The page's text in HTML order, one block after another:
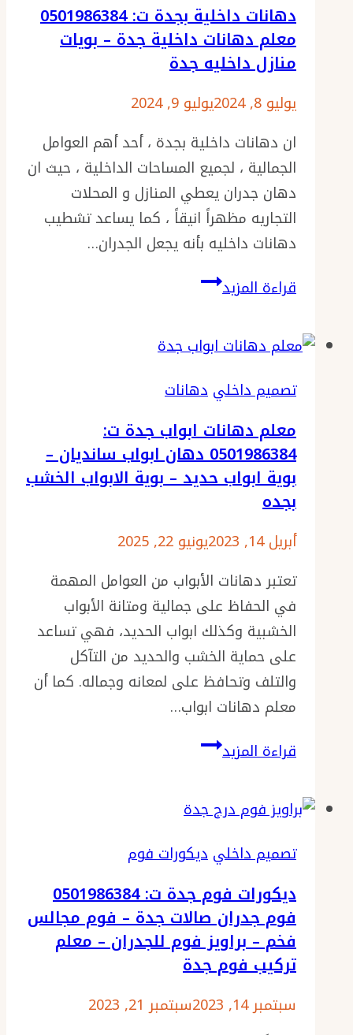
بديل
الخشب
للواجهات
جدة
ديكور
بديل
الخشب
–
بديل
الخشب
مع
جدة
دهانات داخلية بجدة ت: 0501986384
معلم دهانات داخلية جدة – بويات
منازل داخليه جدة
يوليو 8, 2024
يوليو 9, 2024
ان دهانات داخلية بجدة ، أحد أهم العوامل
الجمالية ، لجميع المساحات الداخلية ، حيث ان
دهان جدران يعطي المنازل و المحلات
التجاريه مظهراً انيقاً ، كما يساعد تشطيب
دهانات داخليه بأنه يجعل الجدران…
قراءة المزيددهانات
بجدة
ت:
0501986384
معلم
دهانات
داخلية
جدة
بويات
داخليه
جدة
تصميم داخلي دهانات
معلم دهانات ابواب جدة ت:
0501986384 دهان ابواب سانديان –
بوية ابواب حديد – بوية الابواب الخشب
بجده
أبريل 14, 2023
يونيو 22, 2025
تعتبر دهانات الأبواب من العوامل المهمة
في الحفاظ على جمالية ومتانة الأبواب
الخشبية وكذلك ابواب الحديد، فهي تساعد
على حماية الخشب والحديد من التآكل
والتلف وتحافظ على لمعانه وجماله. كما أن
معلم دهانات ابواب…
قراءة المزيدمعلم
جدة
ت:
0501986384
دهان
ابواب
سانديان
–
بوية
تصميم داخلي ديكورات فوم
ديكورات فوم جدة ت: 0501986384
فوم جدران صالات جدة – فوم مجالس
فخم – براويز فوم للجدران – معلم
تركيب فوم جدة
سبتمبر 14, 2023
سبتمبر 21, 2023